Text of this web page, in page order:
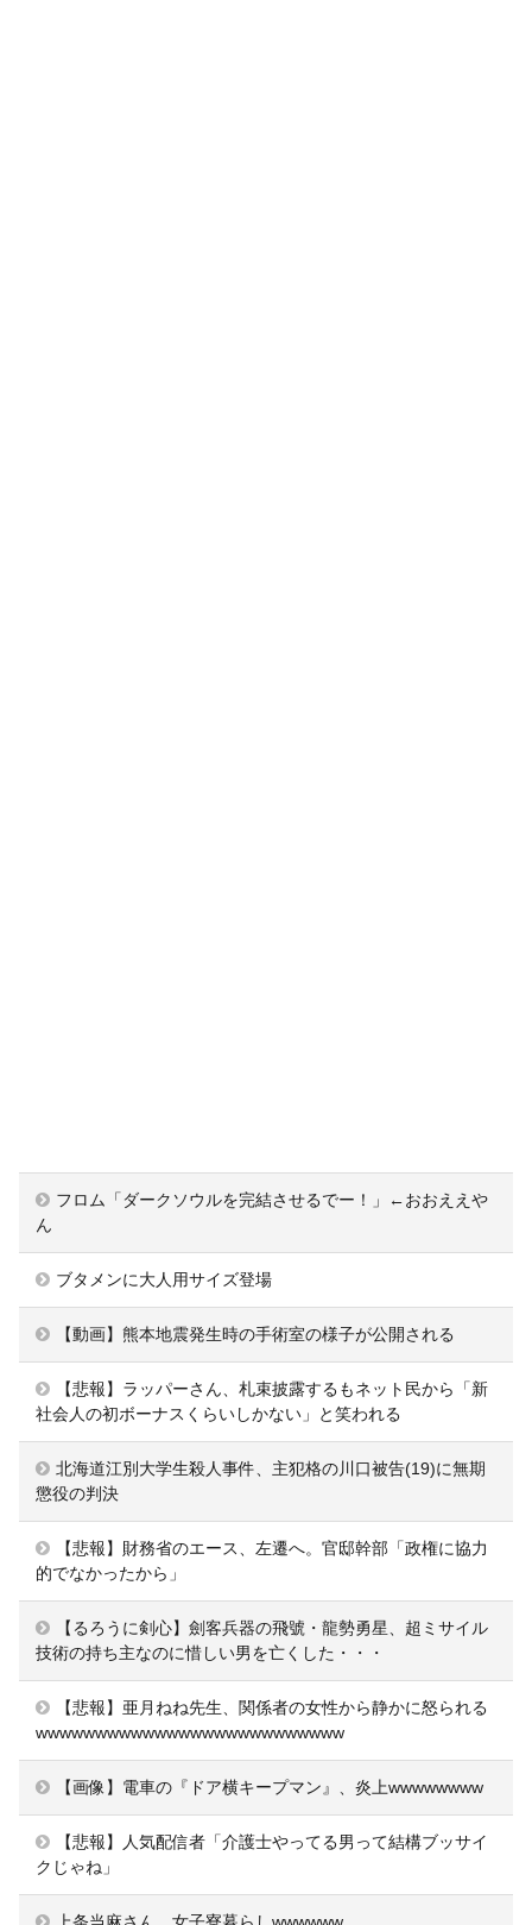
フロム「ダークソウルを完結させるでー！」←おおええや
ん
ブタメンに大人用サイズ登場
【動画】熊本地震発生時の手術室の様子が公開される
【悲報】ラッパーさん、札束披露するもネット民から「新
社会人の初ボーナスくらいしかない」と笑われる
北海道江別大学生殺人事件、主犯格の川口被告(19)に無期
懲役の判決
【悲報】財務省のエース、左遷へ。官邸幹部「政権に協力
的でなかったから」
【るろうに剣心】劍客兵器の飛號・龍勢勇星、超ミサイル
技術の持ち主なのに惜しい男を亡くした・・・
【悲報】亜月ねね先生、関係者の女性から静かに怒られる
wwwwwwwwwwwwwwwwwwwwwwwwww
【画像】電車の『ドア横キープマン』、炎上wwwwwwww
【悲報】人気配信者「介護士やってる男って結構ブッサイ
クじゃね」
上条当麻さん、女子寮暮らしwwwwww